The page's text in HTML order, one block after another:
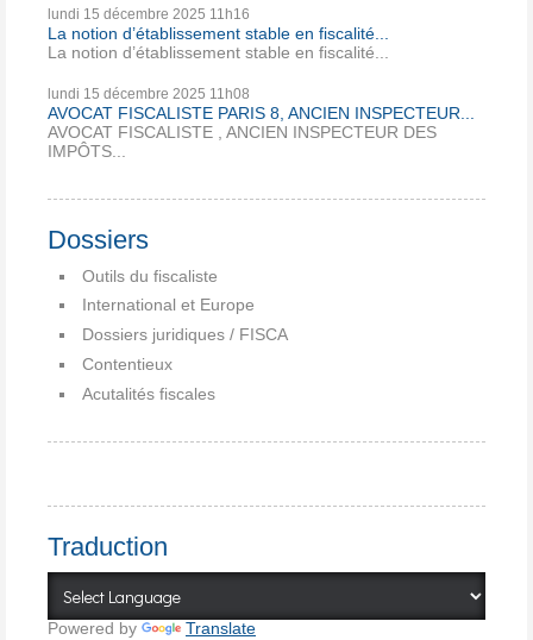
lundi 15 décembre 2025 11h16
La notion d’établissement stable en fiscalité...
La notion d’établissement stable en fiscalité...
lundi 15 décembre 2025 11h08
AVOCAT FISCALISTE PARIS 8, ANCIEN INSPECTEUR...
AVOCAT FISCALISTE , ANCIEN INSPECTEUR DES
IMPÔTS...
Dossiers
Outils du fiscaliste
International et Europe
Dossiers juridiques / FISCA
Contentieux
Acutalités fiscales
Traduction
Powered by Translate